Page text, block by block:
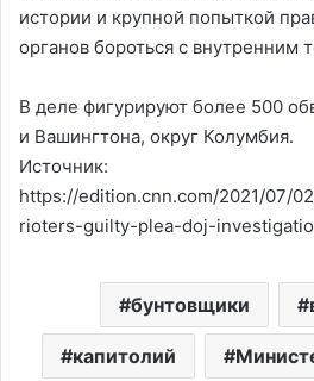
истории и крупной попыткой
органов бороться с внутренним
В деле фигурируют более 500
и Вашингтона, округ Колумбия.
Источник:
https://edition.cnn.com/2021/07/
rioters-guilty-plea-doj-
бунтовщики
капитолий